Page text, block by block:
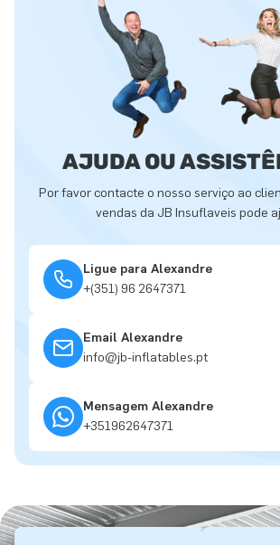
AJUDA OU
Por favor contacte o nosso serviço ao
vendas da JB Insuflaveis pode
Ligue para Alexandre
+(351) 96 2647371
Email Alexandre
info@jb-inflatables.pt
Mensagem Alexandre
+351962647371